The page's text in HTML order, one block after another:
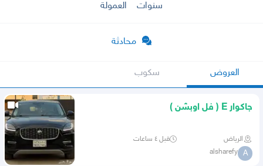
سنوات
العمولة
محادثة
العروض سكوب
جاكوار E ( فل اوبشن )
الرياض قبل ٤ ساعات
A
alsharefy